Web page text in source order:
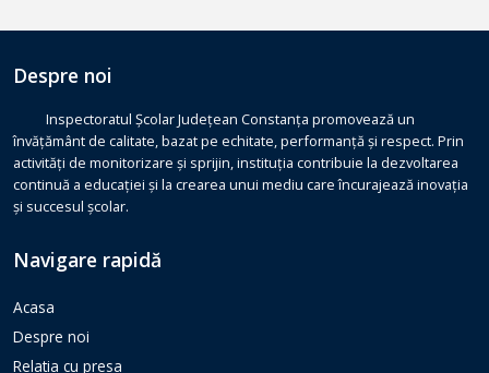
Despre noi
Inspectoratul Școlar Județean Constanța promovează un
învățământ de calitate, bazat pe echitate, performanță și respect. Prin
activități de monitorizare și sprijin, instituția contribuie la dezvoltarea
continuă a educației și la crearea unui mediu care încurajează inovația
și succesul școlar.
Navigare rapidă
Acasa
Despre noi
Relatia cu presa